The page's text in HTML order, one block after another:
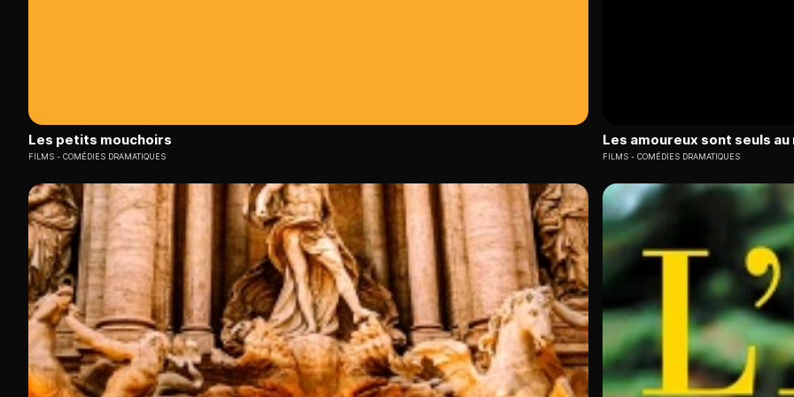
Les petits mouchoirs
FILMS COMÉDIES DRAMATIQUES
Les amoureux sont seuls au
FILMS COMÉDIES DRAMATIQUES